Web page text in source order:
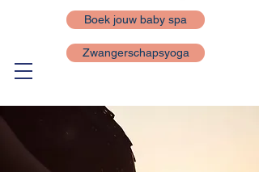
Boek jouw baby spa
Zwangerschapsyoga